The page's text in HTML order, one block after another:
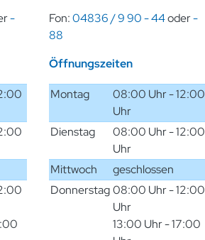
-
Fon:04836 / 9 90 - 44oder-
88
Öffnungszeiten
Montag
08:00 Uhr - 12:00
Uhr
Dienstag
08:00 Uhr - 12:00
Uhr
Mittwoch
geschlossen
Donnerstag 08:00 Uhr - 12:00
Uhr
13:00 Uhr - 17:00